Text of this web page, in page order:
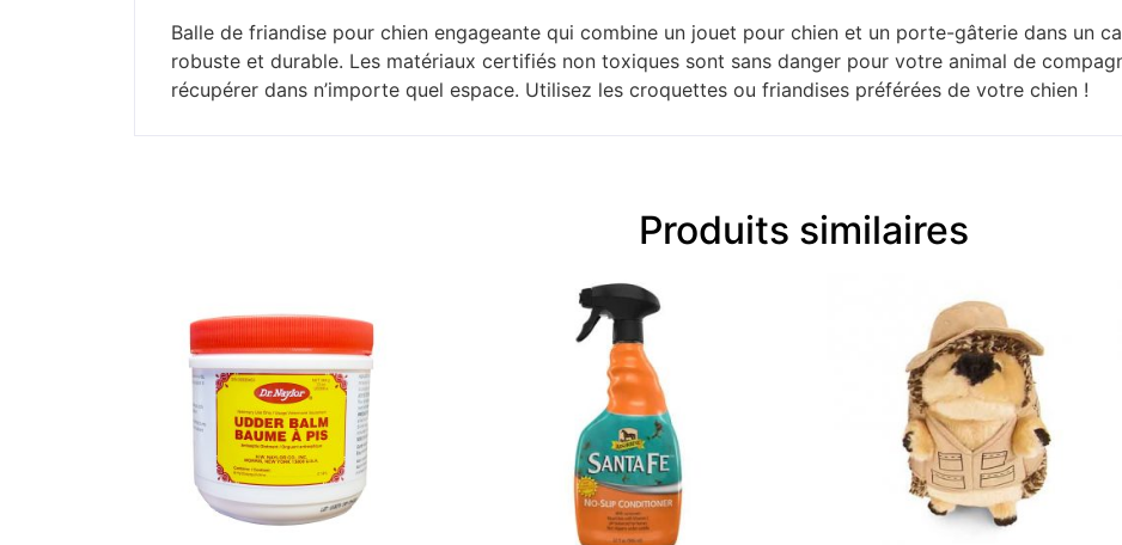
Balle de friandise pour chien engageante qui combine un jouet pour chien et un porte-gâterie dans un
robuste et durable. Les matériaux certifiés non toxiques sont sans danger pour votre animal de
récupérer dans n’importe quel espace. Utilisez les croquettes ou friandises préférées de votre chien !
Produits similaires